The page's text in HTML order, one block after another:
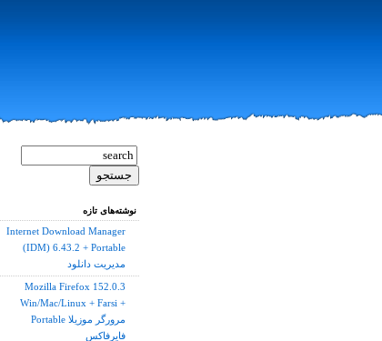
نوشته‌های تازه
Internet Download Manager
(IDM) 6.43.2 + Portable
مدیریت دانلود
Mozilla Firefox 152.0.3
Win/Mac/Linux + Farsi +
Portable مرورگر موزیلا
فایرفاکس